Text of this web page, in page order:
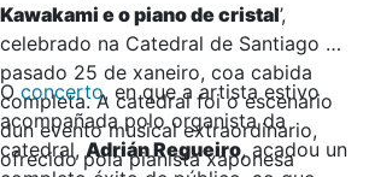
Kawakami e o piano de cristal’,
celebrado na Catedral de Santiago o
pasado 25 de xaneiro, coa cabida
completa. A catedral foi o escenario
dun evento musical extraordinario,
ofrecido pola pianista xaponesa
Oconcerto, en que a artista estivo
acompañada polo organista da
catedral,Adrián Regueiro, acadou un